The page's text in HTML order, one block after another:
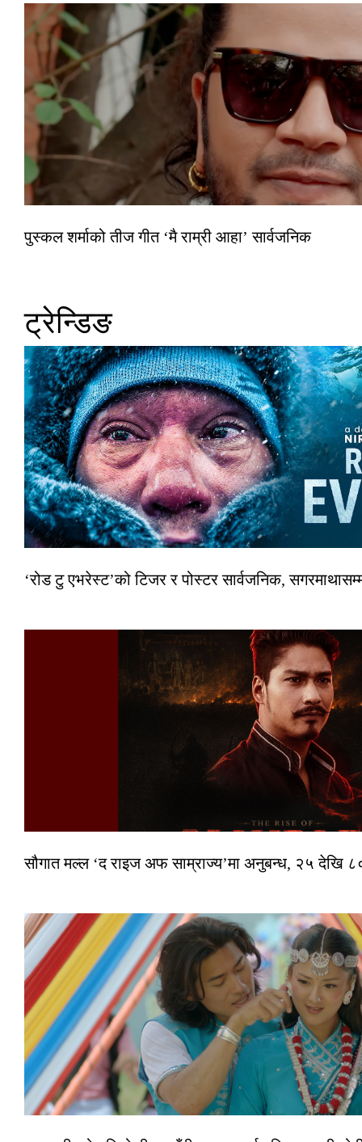
पुस्कल शर्माको तीज गीत ‘मै राम्री आहा’ सार्वजनिक
ट्रेन्डिङ
‘रोड टु एभरेस्ट’को टिजर र पोस्टर सार्वजनिक,
सौगात मल्ल ‘द राइज अफ साम्राज्य’मा अनुबन्ध, २५ देखि